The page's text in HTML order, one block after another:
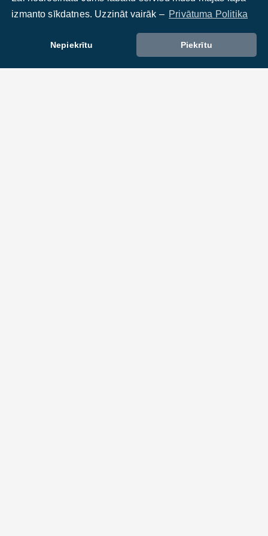
izmanto sīkdatnes. Uzzināt vairāk – Privātuma Politika
Nepiekrītu Piekrītu